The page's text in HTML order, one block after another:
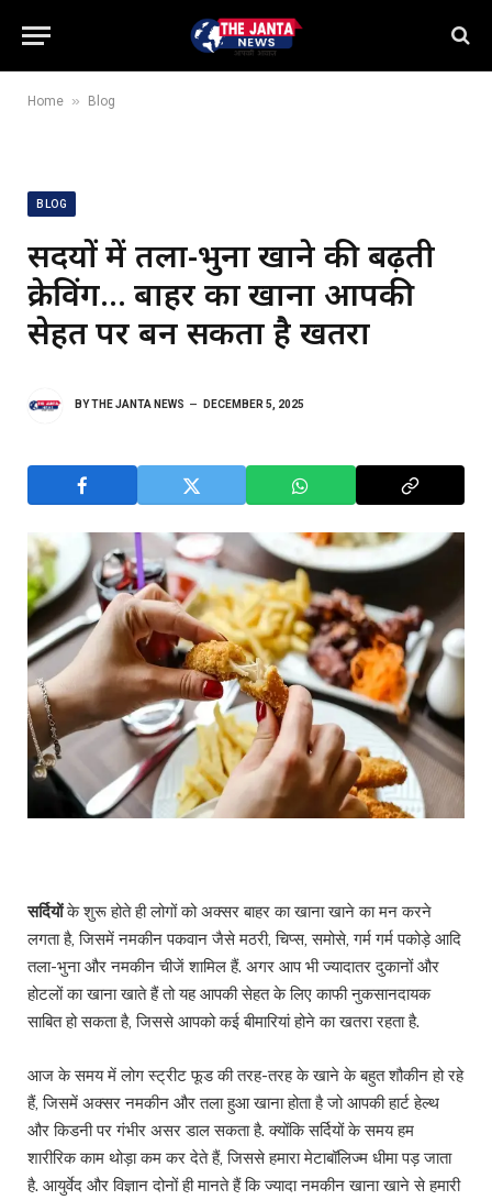
Home » Blog
BLOG
सर्दियों में तला-भुना खाने की बढ़ती
क्रेविंग… बाहर का खाना आपकी
सेहत पर बन सकता है खतरा
BYTHE JANTA NEWS DECEMBER 5, 2025
सर्दियोंके शुरू होते ही लोगों को अक्सर बाहर का खाना खाने का मन करने
लगता है, जिसमें नमकीन पकवान जैसे मठरी, चिप्स, समोसे, गर्म गर्म पकोड़े आदि
तला-भुना और नमकीन चीजें शामिल हैं. अगर आप भी ज्यादातर दुकानों और
होटलों का खाना खाते हैं तो यह आपकी सेहत के लिए काफी नुकसानदायक
साबित हो सकता है, जिससे आपको कई बीमारियां होने का खतरा रहता है.
आज के समय में लोग स्ट्रीट फूड की तरह-तरह के खाने के बहुत शौकीन हो रहे
हैं, जिसमें अक्सर नमकीन और तला हुआ खाना होता है जो आपकी हार्ट हेल्थ
और किडनी पर गंभीर असर डाल सकता है. क्योंकि सर्दियों के समय हम
शारीरिक काम थोड़ा कम कर देते हैं, जिससे हमारा मेटाबॉलिज्म धीमा पड़ जाता
है. आयुर्वेद और विज्ञान दोनों ही मानते हैं कि ज्यादा नमकीन खाना खाने से हमारी